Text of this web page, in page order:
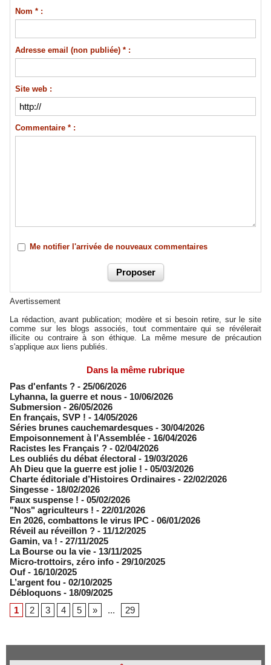
Nom * :
Adresse email (non publiée) * :
Site web :
Commentaire * :
Me notifier l'arrivée de nouveaux commentaires
Avertissement
La rédaction, avant publication; modère et si besoin retire, sur le site
comme sur les blogs associés, tout commentaire qui se révélerait
illicite ou contraire à son éthique. La même mesure de précaution
s'applique aux liens publiés.
Dans la même rubrique
Pas d'enfants ? - 25/06/2026
​Lyhanna, la guerre et nous - 10/06/2026
Submersion - 26/05/2026
En français, SVP ! - 14/05/2026
​Séries brunes cauchemardesques - 30/04/2026
Empoisonnement à l’Assemblée­ - 16/04/2026
Racistes les Français ? - 02/04/2026
​Les oubliés du débat électoral - 19/03/2026
Ah Dieu que la guerre est jolie ! - 05/03/2026
Charte éditoriale d’Histoires Ordinaires - 22/02/2026
Singesse - 18/02/2026
Faux suspense ! - 05/02/2026
"Nos" agriculteurs ! - 22/01/2026
En 2026, combattons le virus IPC - 06/01/2026
Réveil au réveillon ? - 11/12/2025
Gamin, va ! - 27/11/2025
​La Bourse ou la vie - 13/11/2025
Micro-trottoirs, zéro info - 29/10/2025
Ouf - 16/10/2025
L’argent fou - 02/10/2025
Débloquons - 18/09/2025
1
2 3 4 5 » ... 29